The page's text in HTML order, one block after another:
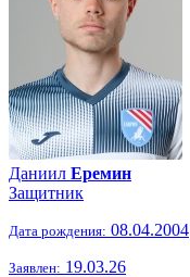
Даниил Еремин
Защитник
Дата рождения: 08.04.2004
Заявлен: 19.03.26